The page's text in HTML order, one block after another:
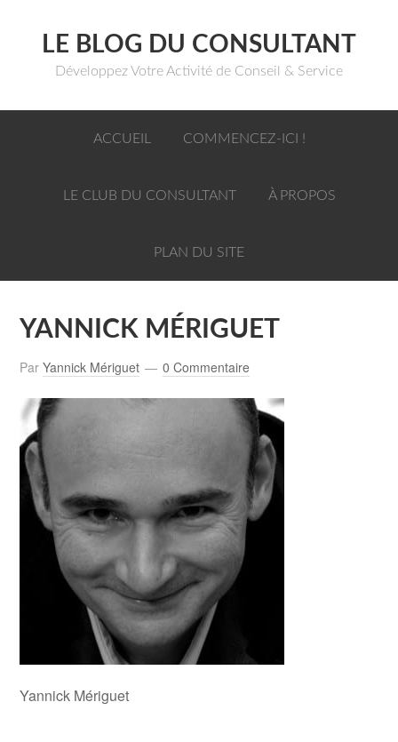
LE BLOG DU CONSULTANT
Développez Votre Activité de Conseil & Service
ACCUEIL COMMENCEZ-ICI !
LE CLUB DU CONSULTANT À PROPOS
PLAN DU SITE
YANNICK MÉRIGUET
ParYannick Mériguet 0 Commentaire
Yannick Mériguet